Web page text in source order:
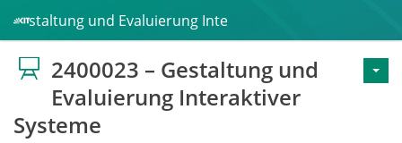
Gestaltung und Evaluierung Interaktiver Systeme
2400023 – Gestaltung und
Evaluierung Interaktiver
Systeme